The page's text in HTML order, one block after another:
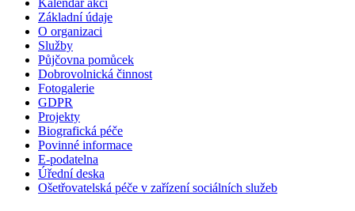
Základní údaje
O organizaci
Služby
Půjčovna pomůcek
Dobrovolnická činnost
Fotogalerie
GDPR
Projekty
Biografická péče
Povinné informace
E-podatelna
Úřední deska
Ošetřovatelská péče v zařízení sociálních služeb